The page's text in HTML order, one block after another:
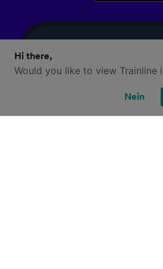
Hi there,
Would you like to view Trainline
Nein